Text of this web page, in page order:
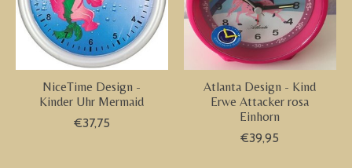
NiceTime Design -
Kinder Uhr Mermaid
€37,75
Atlanta Design - Kind
Erwe Attacker rosa
Einhorn
€39,95